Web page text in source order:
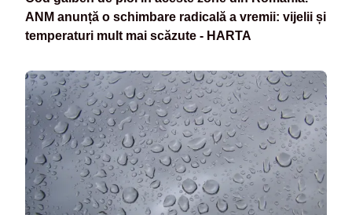
ANM anunță o schimbare radicală a vremii: vijelii și
temperaturi mult mai scăzute - HARTA